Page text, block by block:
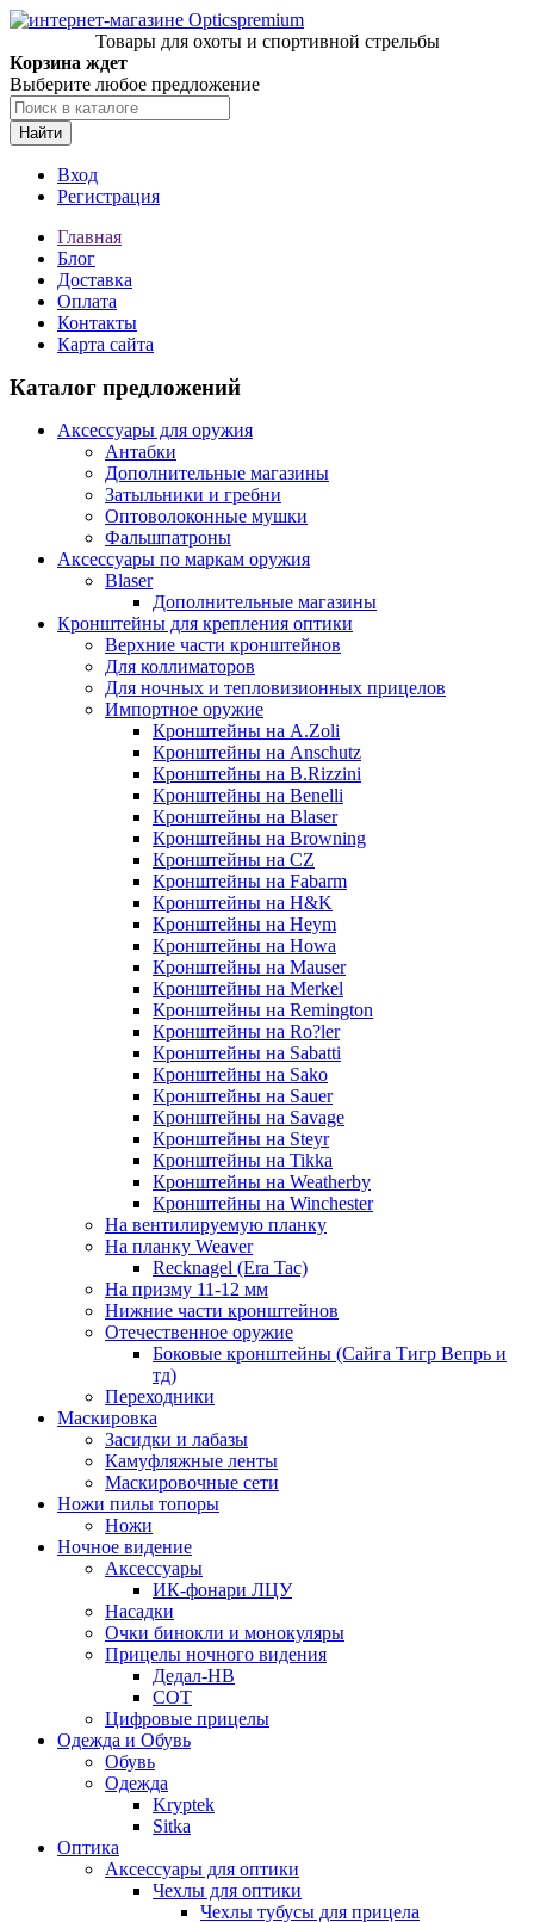
Товары для охоты и спортивной стрельбы
Корзина ждет
Выберите любое предложение
Найти
Вход
Регистрация
Главная
Блог
Доставка
Оплата
Контакты
Карта сайта
Каталог предложений
Аксессуары для оружия
Антабки
Дополнительные магазины
Затыльники и гребни
Оптоволоконные мушки
Фальшпатроны
Аксессуары по маркам оружия
Blaser
Дополнительные магазины
Кронштейны для крепления оптики
Верхние части кронштейнов
Для коллиматоров
Для ночных и тепловизионных прицелов
Импортное оружие
Кронштейны на A.Zoli
Кронштейны на Anschutz
Кронштейны на B.Rizzini
Кронштейны на Benelli
Кронштейны на Blaser
Кронштейны на Browning
Кронштейны на CZ
Кронштейны на Fabarm
Кронштейны на H&K
Кронштейны на Heym
Кронштейны на Howa
Кронштейны на Mauser
Кронштейны на Merkel
Кронштейны на Remington
Кронштейны на Ro?ler
Кронштейны на Sabatti
Кронштейны на Sako
Кронштейны на Sauer
Кронштейны на Savage
Кронштейны на Steyr
Кронштейны на Tikka
Кронштейны на Weatherby
Кронштейны на Winchester
На вентилируемую планку
На планку Weaver
Recknagel (Era Tac)
На призму 11-12 мм
Нижние части кронштейнов
Отечественное оружие
Боковые кронштейны (Сайга Тигр Вепрь и
тд)
Переходники
Маскировка
Засидки и лабазы
Камуфляжные ленты
Маскировочные сети
Ножи пилы топоры
Ножи
Ночное видение
Аксессуары
ИК-фонари ЛЦУ
Насадки
Очки бинокли и монокуляры
Прицелы ночного видения
Дедал-НВ
СОТ
Цифровые прицелы
Одежда и Обувь
Обувь
Одежда
Kryptek
Sitka
Оптика
Аксессуары для оптики
Чехлы для оптики
Чехлы тубусы для прицела